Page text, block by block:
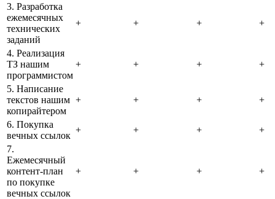
3. Разработка
ежемесячных
технических
заданий
+ + + +
4. Реализация
ТЗ нашим
программистом
+ + + +
5. Написание
текстов нашим
копирайтером
+ + + +
6. Покупка
вечных ссылок
+ + +
+
7.
Ежемесячный
контент-план
по покупке
вечных ссылок
+ + + +